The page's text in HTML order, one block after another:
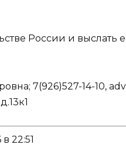
России и выслать
7(926)527-14-10,
22:51